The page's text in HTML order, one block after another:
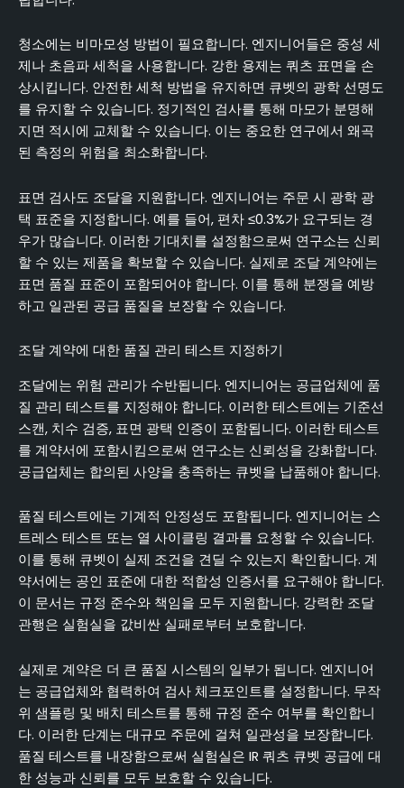
청소에는 비마모성 방법이 필요합니다. 엔지니어들은 중성 세
제나 초음파 세척을 사용합니다. 강한 용제는 쿼츠 표면을 손
상시킵니다. 안전한 세척 방법을 유지하면 큐벳의 광학 선명도
를 유지할 수 있습니다. 정기적인 검사를 통해 마모가 분명해
지면 적시에 교체할 수 있습니다. 이는 중요한 연구에서 왜곡
된 측정의 위험을 최소화합니다.
표면 검사도 조달을 지원합니다. 엔지니어는 주문 시 광학 광
택 표준을 지정합니다. 예를 들어, 편차 ≤0.3%가 요구되는 경
우가 많습니다. 이러한 기대치를 설정함으로써 연구소는 신뢰
할 수 있는 제품을 확보할 수 있습니다. 실제로 조달 계약에는
표면 품질 표준이 포함되어야 합니다. 이를 통해 분쟁을 예방
하고 일관된 공급 품질을 보장할 수 있습니다.
조달 계약에 대한 품질 관리 테스트 지정하기
조달에는 위험 관리가 수반됩니다. 엔지니어는 공급업체에 품
질 관리 테스트를 지정해야 합니다. 이러한 테스트에는 기준선
스캔, 치수 검증, 표면 광택 인증이 포함됩니다. 이러한 테스트
를 계약서에 포함시킴으로써 연구소는 신뢰성을 강화합니다.
공급업체는 합의된 사양을 충족하는 큐벳을 납품해야 합니다.
품질 테스트에는 기계적 안정성도 포함됩니다. 엔지니어는 스
트레스 테스트 또는 열 사이클링 결과를 요청할 수 있습니다.
이를 통해 큐벳이 실제 조건을 견딜 수 있는지 확인합니다. 계
약서에는 공인 표준에 대한 적합성 인증서를 요구해야 합니다.
이 문서는 규정 준수와 책임을 모두 지원합니다. 강력한 조달
관행은 실험실을 값비싼 실패로부터 보호합니다.
실제로 계약은 더 큰 품질 시스템의 일부가 됩니다. 엔지니어
는 공급업체와 협력하여 검사 체크포인트를 설정합니다. 무작
위 샘플링 및 배치 테스트를 통해 규정 준수 여부를 확인합니
다. 이러한 단계는 대규모 주문에 걸쳐 일관성을 보장합니다.
품질 테스트를 내장함으로써 실험실은 IR 쿼츠 큐벳 공급에 대
한 성능과 신뢰를 모두 보호할 수 있습니다.